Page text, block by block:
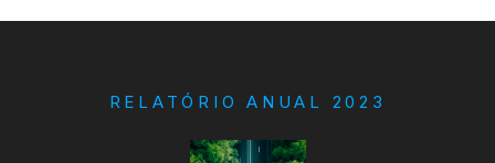
RELATÓRIO ANUAL 2023